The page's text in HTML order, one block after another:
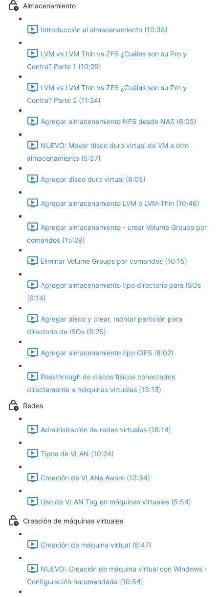
Almacenamiento
Introducción al almacenamiento (10:38)
LVM vs LVM Thin vs ZFS ¿Cuáles son su Pro y
Contra? Parte 1 (10:29)
LVM vs LVM Thin vs ZFS ¿Cuáles son su Pro y
Contra? Parte 2 (11:24)
Agregar almacenamiento NFS desde NAS (6:05)
NUEVO: Mover disco duro virtual de VM a otro
almacenamiento (5:57)
Agregar disco duro virtual (6:05)
Agregar almacenamiento LVM o LVM-Thin (10:48)
Agregar almacenamiento - crear Volume Groups por
comandos (15:29)
Eliminar Volume Groups por comandos (10:15)
Agregar almacenamiento tipo directorio para ISOs
(6:14)
Agregar disco y crear, montar partición para
directorio de ISOs (9:25)
Agregar almacenamiento tipo CIFS (8:02)
Passthrough de discos físicos conectados
directamente a máquinas virtuales (13:13)
Redes
Administración de redes virtuales (16:14)
Tipos de VLAN (10:24)
Creación de VLANs Aware (13:34)
Uso de VLAN Tag en máquinas virtuales (5:54)
Creación de máquinas virtuales
Creación de máquina virtual (6:47)
NUEVO: Creación de máquina virtual con Windows -
Configuración recomendada (10:54)